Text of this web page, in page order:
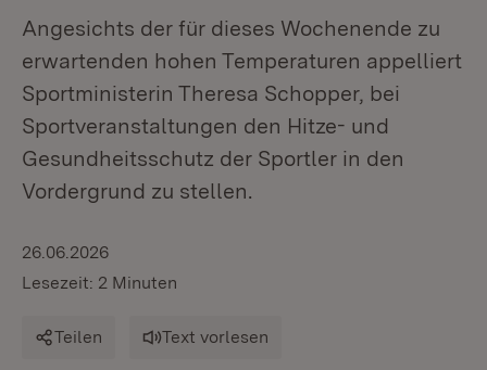
Angesichts der für dieses Wochenende zu
erwartenden hohen Temperaturen appelliert
Sportministerin Theresa Schopper, bei
Sportveranstaltungen den Hitze- und
Gesundheitsschutz der Sportler in den
Vordergrund zu stellen.
26.06.2026
Lesezeit: 2 Minuten
Teilen Text vorlesen